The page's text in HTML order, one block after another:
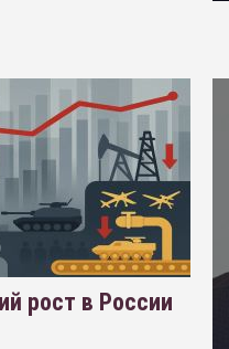
рост в России